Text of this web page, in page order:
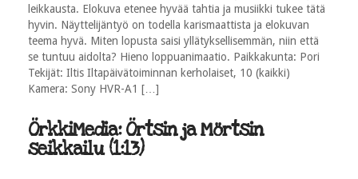
leikkausta. Elokuva etenee hyvää tahtia ja musiikki tukee tätä
hyvin. Näyttelijäntyö on todella karismaattista ja elokuvan
teema hyvä. Miten lopusta saisi yllätyksellisemmän, niin että
se tuntuu aidolta? Hieno loppuanimaatio. Paikkakunta: Pori
Tekijät: Iltis Iltapäivätoiminnan kerholaiset, 10 (kaikki)
Kamera: Sony HVR-A1 […]
ÖrkkiMedia: Örtsin ja Mörtsin
seikkailu (1:13)